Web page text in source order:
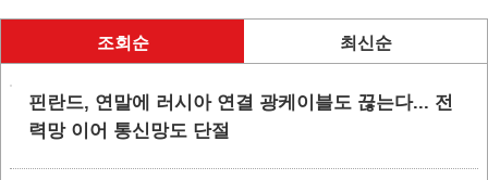
조회순 최신순
핀란드, 연말에 러시아 연결 광케이블도 끊는다... 전
력망 이어 통신망도 단절